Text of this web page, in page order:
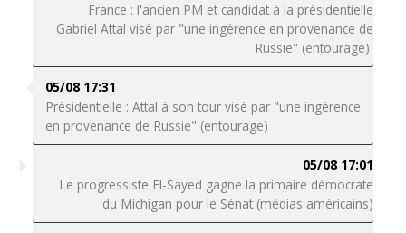
France : l'ancien PM et candidat à la présidentielle
Gabriel Attal visé par "une ingérence en provenance de
Russie" (entourage)
05/08 17:31
Présidentielle : Attal à son tour visé par "une ingérence
en provenance de Russie" (entourage)
05/08 17:01
Le progressiste El-Sayed gagne la primaire démocrate
du Michigan pour le Sénat (médias américains)